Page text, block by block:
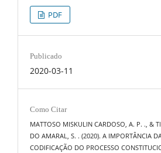
PDF
Publicado
2020-03-11
Como Citar
MATTOSO MISKULIN CARDOSO, A. P. ., &
DO AMARAL, S. . (2020). A IMPORTÂNCIA
CODIFICAÇÃO DO PROCESSO